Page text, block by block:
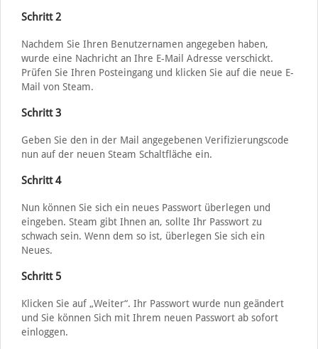
Schritt 2
Nachdem Sie Ihren Benutzernamen angegeben haben,
wurde eine Nachricht an Ihre E-Mail Adresse verschickt.
Prüfen Sie Ihren Posteingang und klicken Sie auf die neue E-
Mail von Steam.
Schritt 3
Geben Sie den in der Mail angegebenen Verifizierungscode
nun auf der neuen Steam Schaltfläche ein.
Schritt 4
Nun können Sie sich ein neues Passwort überlegen und
eingeben. Steam gibt Ihnen an, sollte Ihr Passwort zu
schwach sein. Wenn dem so ist, überlegen Sie sich ein
Neues.
Schritt 5
Klicken Sie auf „Weiter“. Ihr Passwort wurde nun geändert
und Sie können Sich mit Ihrem neuen Passwort ab sofort
einloggen.